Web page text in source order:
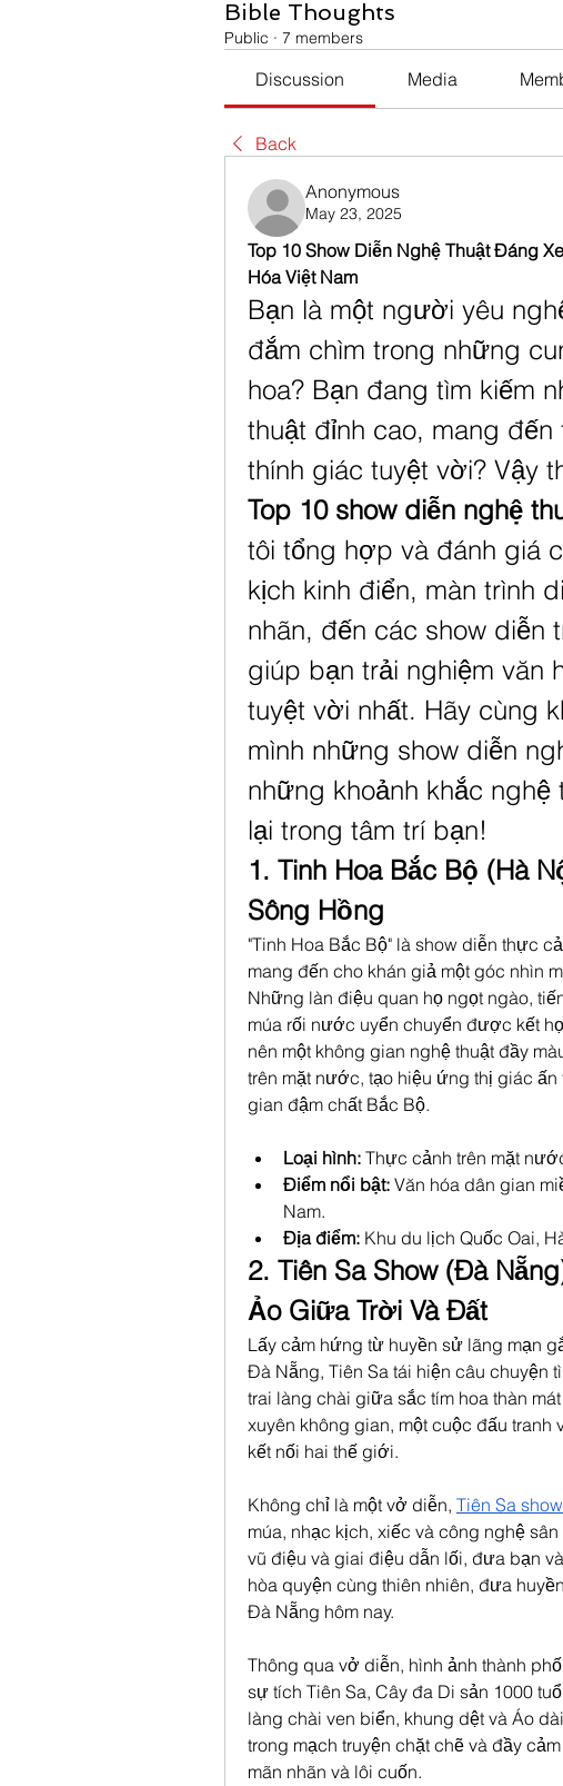
Bible Thoughts
Public · 7 members
Discussion Media
Back
Anonymous
May 23, 2025
Top 10 Show Diễn Nghệ Thuật Đáng
Hóa Việt Nam
Bạn là một người yêu
đắm chìm trong những
hoa? Bạn đang tìm kiếm
thuật đỉnh cao, mang
Top 10 show diễn nghệ
tôi tổng hợp và đánh giá
kịch kinh điển, màn trình
nhãn, đến các show diễn
giúp bạn trải nghiệm văn
tuyệt vời nhất. Hãy cùng
mình những show diễn
những khoảnh khắc
lại trong tâm trí bạn!
1. Tinh Hoa Bắc Bộ (Hà
Sông Hồng
"Tinh Hoa Bắc Bộ" là show diễn thực
mang đến cho khán giả một góc nhìn
Những làn điệu quan họ ngọt ngào,
múa rối nước uyển chuyển được kết
nên một không gian nghệ thuật đầy
trên mặt nước, tạo hiệu ứng thị giác
gian đậm chất Bắc Bộ.
Loại hình: Thực cảnh trên mặt
Điểm nổi bật: Văn hóa dân gian
Nam.
Địa điểm: Khu du lịch Quốc Oai,
2. Tiên Sa Show (Đà
Ảo Giữa Trời Và Đất
Lấy cảm hứng từ huyền sử lãng mạn
Đà Nẵng, Tiên Sa tái hiện câu chuyện
trai làng chài giữa sắc tím hoa thàn
xuyên không gian, một cuộc đấu
kết nối hai thế giới.
Không chỉ là một vở diễn, Tiên Sa show
múa, nhạc kịch, xiếc và công nghệ
vũ điệu và giai điệu dẫn lối, đưa bạn
hòa quyện cùng thiên nhiên, đưa
Đà Nẵng hôm nay.
Thông qua vở diễn, hình ảnh thành
sự tích Tiên Sa, Cây đa Di sản 1000
làng chài ven biển, khung dệt và Áo
trong mạch truyện chặt chẽ và đầy
mãn nhãn và lôi cuốn.